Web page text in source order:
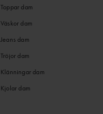
Toppar dam
Väskor dam
Jeans dam
Tröjor dam
Klänningar dam
Kjolar dam